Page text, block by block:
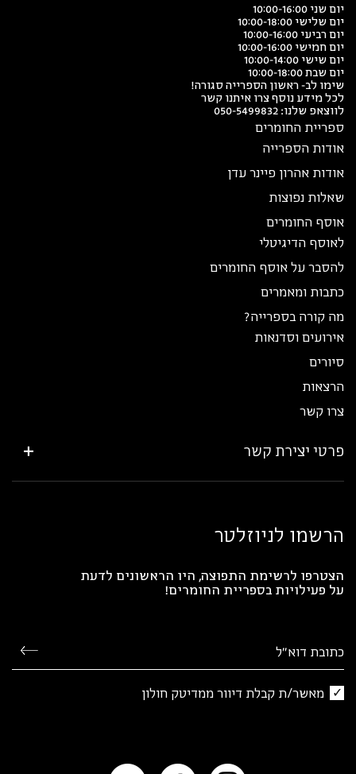
יום שני 10:00-16:00
יום שלישי 10:00-18:00
יום רביעי 10:00-16:00
יום חמישי 10:00-16:00
יום שישי 10:00-14:00
יום שבת 10:00-18:00
שימו לב- ראשון הספרייה סגורה!
לכל מידע נוסף צרו איתנו קשר
לווצאפ שלנו: 050-5499832
ספריית החומרים
אודות הספרייה
אודות אהרון פיינר עדן
שאלות נפוצות
אוסף החומרים
לאוסף הדיגיטלי
להסבר על אוסף החומרים
כתבות ומאמרים
מה קורה בספרייה?
אירועים וסדנאות
סיורים
הרצאות
צרו קשר
פרטי יצירת קשר
הרשמו לניוזלטר
הצטרפו לרשימת התפוצה, היו הראשונים לדעת
על פעילויות בספריית החומרים!
מאשר/ת קבלת דיוור ממדיטק חולון